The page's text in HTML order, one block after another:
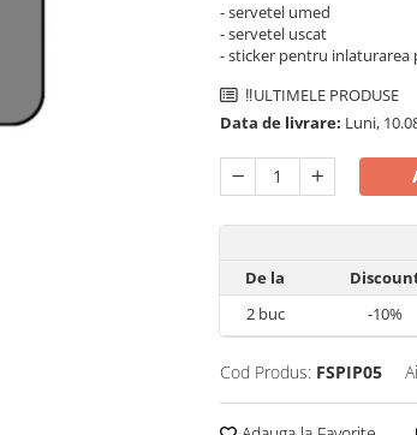
- servetel umed
- servetel uscat
- sticker pentru inlaturarea
‼️ULTIMELE PRODUSE
Data de livrare: Luni,
De la
2buc -10%
Cod Produs: FSPIP05